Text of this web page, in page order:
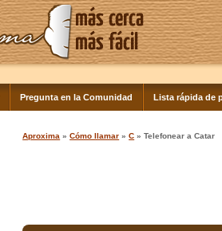
Pregunta en la Comunidad Lista rápida de
Aproxima »Cómo llamar »C » Telefonear a Catar